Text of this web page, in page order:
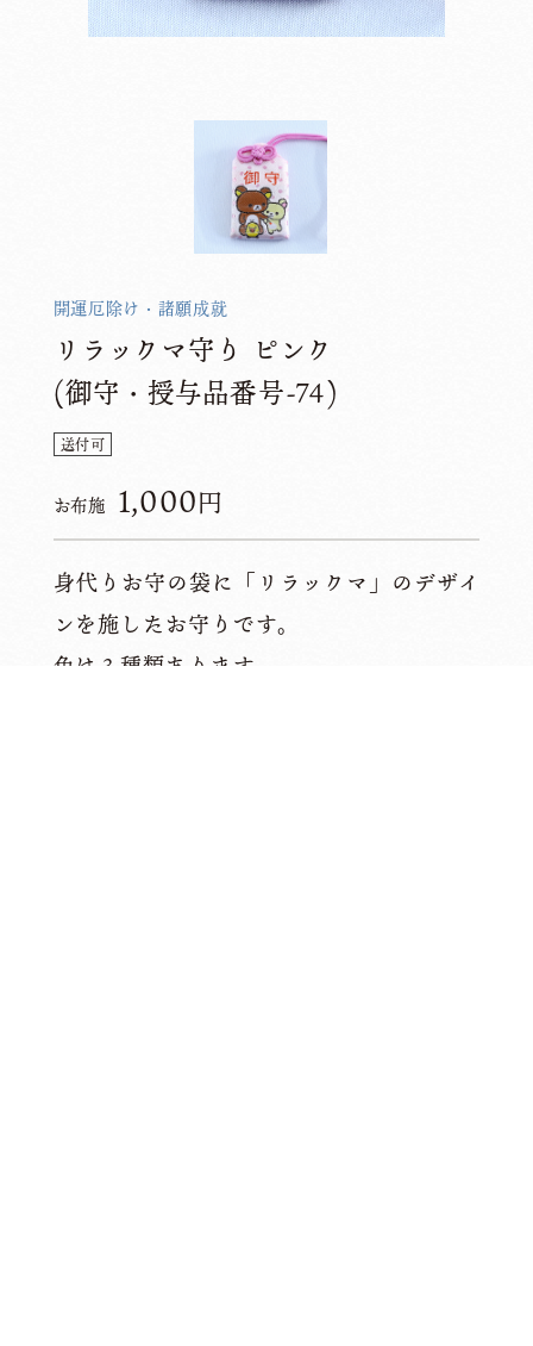
開運厄除け・諸願成就
リラックマ守り ピンク
(御守・授与品番号-74)
送付可
お布施 1,000円
身代りお守の袋に「リラックマ」のデザイ
ンを施したお守りです。
色は３種類あります。